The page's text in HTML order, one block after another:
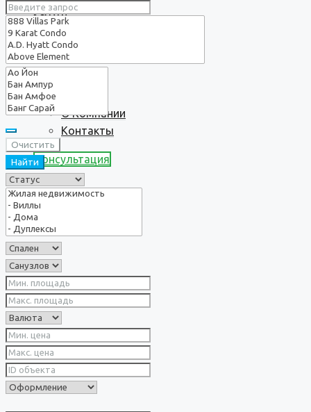
Услуги
О нас
О Компании
Контакты
Консультация
Очистить
Найти